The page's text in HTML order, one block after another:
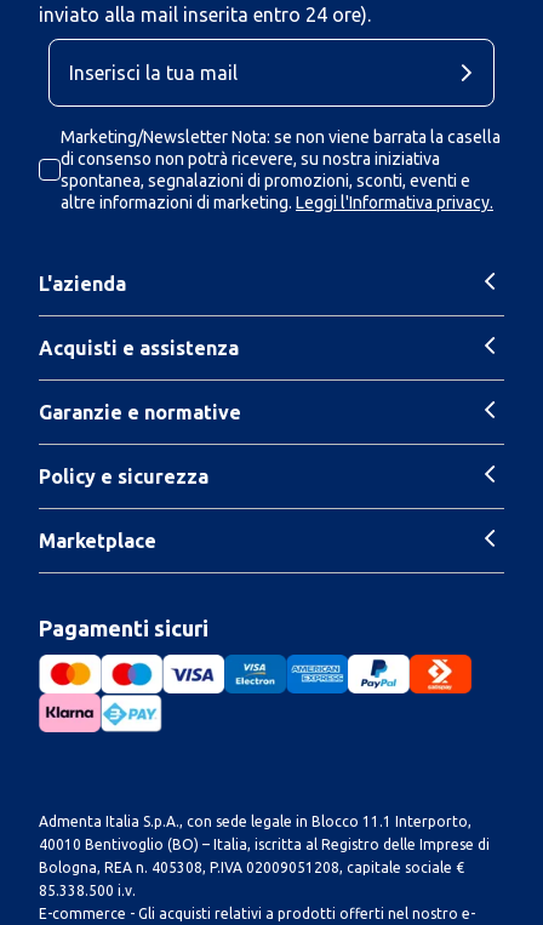
inviato alla mail inserita entro 24 ore).
Marketing/Newsletter Nota: se non viene barrata la casella
di consenso non potrà ricevere, su nostra iniziativa
spontanea, segnalazioni di promozioni, sconti, eventi e
altre informazioni di marketing. Leggi l'Informativa privacy.
L'azienda
Acquisti e assistenza
Garanzie e normative
Policy e sicurezza
Marketplace
Pagamenti sicuri
Admenta Italia S.p.A., con sede legale in Blocco 11.1 Interporto,
40010 Bentivoglio (BO) – Italia, iscritta al Registro delle Imprese di
Bologna, REA n. 405308, P.IVA 02009051208, capitale sociale €
85.338.500 i.v.
E-commerce - Gli acquisti relativi a prodotti offerti nel nostro e-